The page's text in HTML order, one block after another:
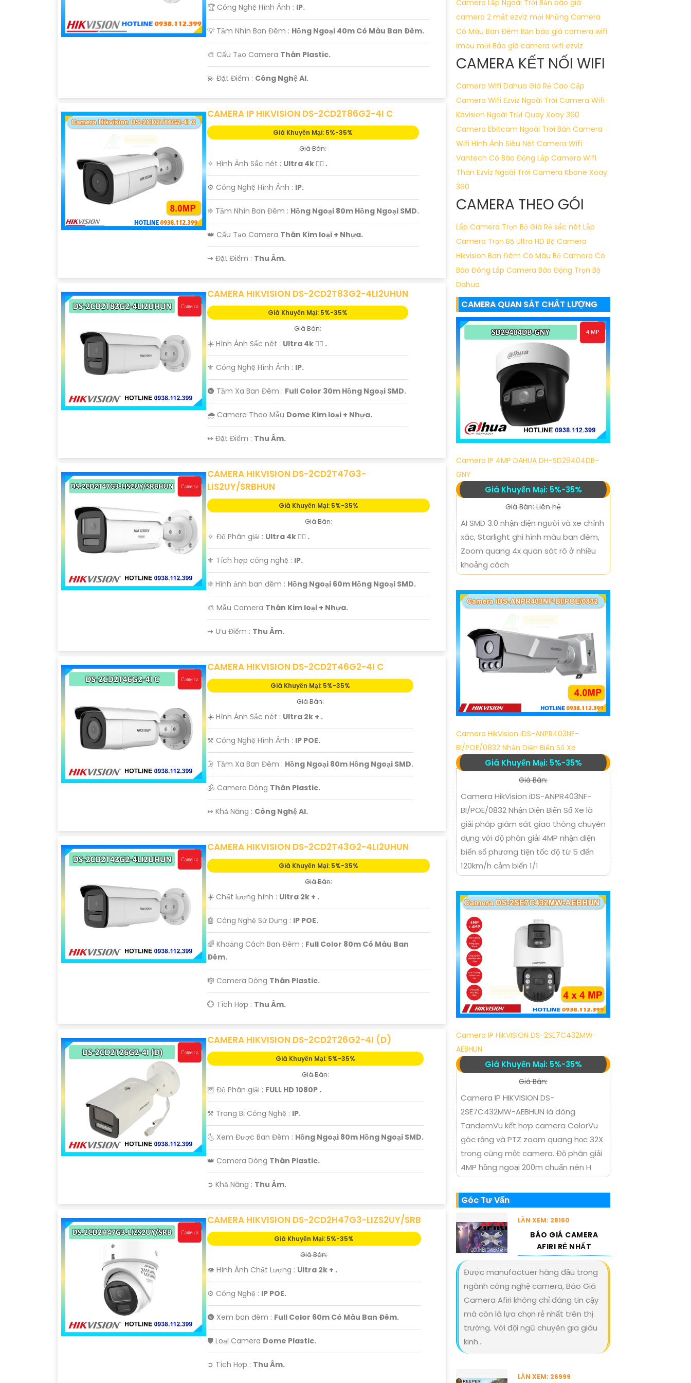
🏆 Công Nghệ Hình Ảnh : IP.
💡 Tầm Nhìn Ban Đêm : Hồng Ngoại 40m Có Màu Ban Ðêm.
🎨 Cấu Tạo Camera Thân Plastic.
️💫 Đặt Điểm : Công Nghệ AI.
CAMERA IP HIKVISION DS-2CD2T86G2-4I C
Giá Khuyến Mại: 5%-35%
Giá Bán:
🔅 Hình Ảnh Sắc nét : Ultra 4k 👍🏾 .
⚙ Công Nghệ Hình Ảnh : IP.
❈ Tầm Nhìn Ban Đêm : Hồng Ngoại 80m Hồng Ngoại SMD.
👑 Cấu Tạo Camera Thân Kim loại + Nhựa.
️⇝ Đặt Điểm : Thu Âm.
CAMERA HIKVISION DS-2CD2T83G2-4LI2UHUN
Giá Khuyến Mại: 5%-35%
Giá Bán:
☀️ Hình Ảnh Sắc nét : Ultra 4k 👍🏾 .
⚜️ Công Nghệ Hình Ảnh : IP.
🌚 Tầm Xa Ban Đêm : Full Color 30m Hồng Ngoại SMD.
🌧️ Camera Theo Mẫu Dome Kim loại + Nhựa.
️↭ Đặt Điểm : Thu Âm.
CAMERA HIKVISION DS-2CD2T47G3-
LIS2UY/SRBHUN
Giá Khuyến Mại: 5%-35%
Giá Bán:
🔅 Độ Phân giải : Ultra 4k 👍🏾 .
⚜️ Tích hợp công nghệ : IP.
❈ Hình ảnh ban đêm : Hồng Ngoại 60m Hồng Ngoại SMD.
🎨 Mẫu Camera Thân Kim loại + Nhựa.
️⇝ Ưu Điểm : Thu Âm.
CAMERA HIKVISION DS-2CD2T46G2-4I C
Giá Khuyến Mại: 5%-35%
Giá Bán:
☀️ Hình Ảnh Sắc nét : Ultra 2k + .
⚒ Công Nghệ Hình Ảnh : IP POE.
🌛 Tầm Xa Ban Đêm : Hồng Ngoại 80m Hồng Ngoại SMD.
🕉️ Camera Dòng Thân Plastic.
️↭ Khả Năng : Công Nghệ AI.
CAMERA HIKVISION DS-2CD2T43G2-4LI2UHUN
Giá Khuyến Mại: 5%-35%
Giá Bán:
☀️ Chất lượng hình : Ultra 2k + .
🤖️ Công Nghệ Sử Dụng : IP POE.
🌈 Khoảng Cách Ban Đêm : Full Color 80m Có Màu Ban
Ðêm.
🎼️ Camera Dòng Thân Plastic.
️💮 Tích Hợp : Thu Âm.
CAMERA HIKVISION DS-2CD2T26G2-4I (D)
Giá Khuyến Mại: 5%-35%
Giá Bán:
🦉 Độ Phân giải : FULL HD 1080P .
⚒ Trang Bị Công Nghệ : IP.
🌜 Xem Được Ban Đêm : Hồng Ngoại 80m Hồng Ngoại SMD.
👑 Camera Dòng Thân Plastic.
️➲ Khả Năng : Thu Âm.
CAMERA HIKVISION DS-2CD2H47G3-LIZS2UY/SRB
Giá Khuyến Mại: 5%-35%
Giá Bán:
👁 Hình Ành Chất Lượng : Ultra 2k + .
⚙ Công Nghệ : IP POE.
🌚 Xem ban đêm : Full Color 60m Có Màu Ban Ðêm.
🛡 Loại Camera Dome Plastic.
️➲ Tích Hợp : Thu Âm.
Camera Lắp Ngoài Trời Bản báo giá
camera 2 mắt ezviz mới Những Camera
Có Màu Ban Đêm Bản báo giá camera wifi
imou mới Báo giá camera wifi ezviz
CAMERA KẾT NỐI WIFI
Camera Wifi Dahua Giá Rẻ Cao Cấp
Camera Wifi Ezviz Ngoài Trời Camera Wifi
Kbvision Ngoài Trời Quay Xoay 360
Camera Ebitcam Ngoài Trời Bán Camera
Wifi Hình Ảnh Siêu Nét Camera Wifi
Vantech Có Báo Động Lắp Camera Wifi
Thân Ezviz Ngoài Trời Camera Kbone Xoay
360
CAMERA THEO GÓI
Lắp Camera Trọn Bộ Giá Rẻ sắc nét Lắp
Camera Trọn Bộ Ultra HD Bộ Camera
Hikvision Ban Đêm Có Màu Bộ Camera Có
Báo Đông Lắp Camera Báo Động Trọn Bộ
Dahua
CAMERA QUAN SÁT CHẤT LƯỢNG
Camera IP 4MP DAHUA DH-SD29404DB-
GNY
Giá Khuyến Mại: 5%-35%
Giá Bán: Liên hệ
AI SMD 3.0 nhận diện người và xe chính
xác, Starlight ghi hình màu ban đêm,
Zoom quang 4x quan sát rõ ở nhiều
khoảng cách
Camera HikVision iDS-ANPR403NF-
BI/POE/0832 Nhận Diện Biển Số Xe
Giá Khuyến Mại: 5%-35%
Giá Bán:
Camera HikVision iDS-ANPR403NF-
BI/POE/0832 Nhận Diện Biển Số Xe là
giải pháp giám sát giao thông chuyên
dụng với độ phân giải 4MP nhận diện
biển số phương tiện tốc độ từ 5 đến
120km/h cảm biến 1/1
Camera IP HIKVISION DS-2SE7C432MW-
AEBHUN
Giá Khuyến Mại: 5%-35%
Giá Bán:
Camera IP HIKVISION DS-
2SE7C432MW-AEBHUN là dòng
TandemVu kết hợp camera ColorVu
góc rộng và PTZ zoom quang học 32X
trong cùng một camera. Độ phân giải
4MP hồng ngoại 200m chuẩn nén H
Góc Tư Vấn
LẦN XEM: 28160
BÁO GIÁ CAMERA
AFIRI RẺ NHẤT
Được manufactuer hàng đầu trong
ngành công nghệ camera, Báo Giá
Camera Afiri không chỉ đáng tin cậy
mà còn là lựa chọn rẻ nhất trên thị
trường. Với đội ngũ chuyên gia giàu
kinh...
LẦN XEM: 26999